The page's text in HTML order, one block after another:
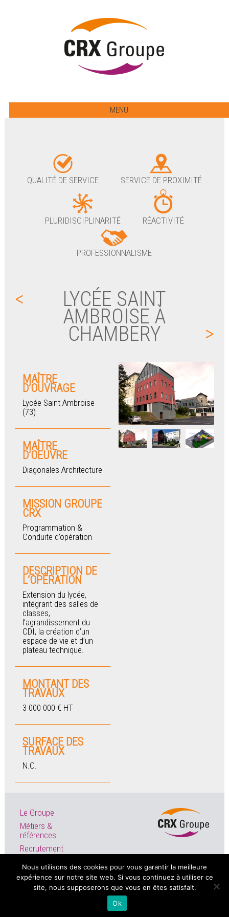
MENU
QUALITÉ DE SERVICE SERVICE DE PROXIMITÉ
PLURIDISCIPLINARITÉ RÉACTIVITÉ
PROFESSIONNALISME
< LYCÉE SAINT
AMBROISE À
CHAMBERY >
MAÎTRE
D’OUVRAGE
Lycée Saint Ambroise
(73)
MAÎTRE
D’OEUVRE
Diagonales Architecture
MISSION GROUPE
CRX
Programmation &
Conduite d’opération
DESCRIPTION DE
L’OPÉRATION
Extension du lycée,
intégrant des salles de
classes,
l’agrandissement du
CDI, la création d’un
espace de vie et d’un
plateau technique.
MONTANT DES
TRAVAUX
3 000 000 € HT
SURFACE DES
TRAVAUX
N.C.
Le Groupe
Métiers &
références
Recrutement
Actualités
© Copyright 2020 -Mentions légales
Nous utilisons des cookies pour vous garantir la meilleure
expérience sur notre site web. Si vous continuez à utiliser ce
site, nous supposerons que vous en êtes satisfait.
Ok